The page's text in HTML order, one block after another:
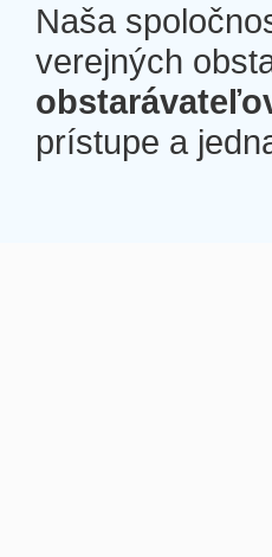
Naša
verejných
prístupe a